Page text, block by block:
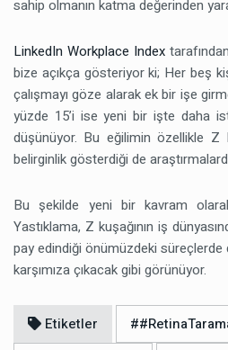
sahip olmanın katma değerinden
LinkedIn Workplace Index
bize açıkça gösteriyor ki; Her beş
çalışmayı göze alarak ek bir işe
yüzde 15’i ise yeni bir işte daha
düşünüyor. Bu eğilimin özellikle Z
belirginlik gösterdiği de
Bu şekilde yeni bir kavram
Yastıklama, Z kuşağının iş
pay edindiği önümüzdeki
karşımıza çıkacak gibi görünüyor.
Etiketler